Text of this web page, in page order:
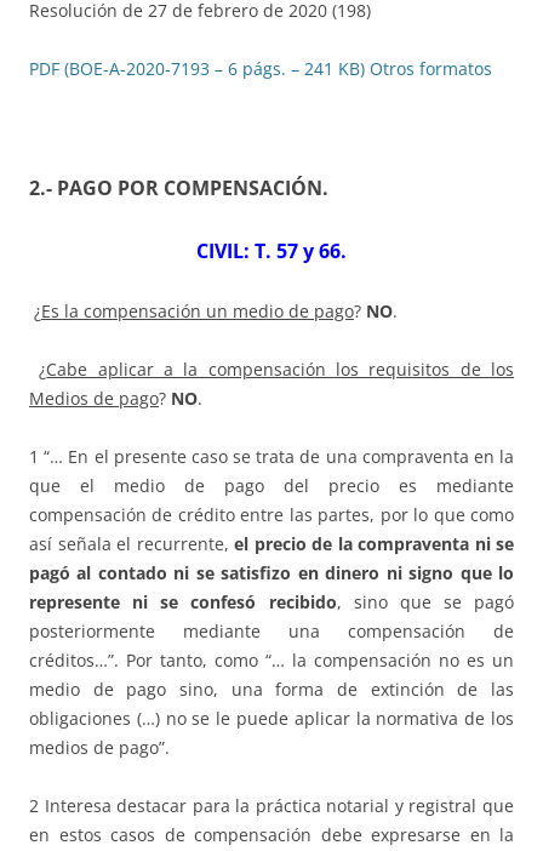
Resolución de 27 de febrero de 2020 (198)
PDF (BOE-A-2020-7193 – 6 págs. – 241 KB) Otros formatos
2.- PAGO POR COMPENSACIÓN.
CIVIL: T. 57 y 66.
¿Es la compensación un medio de pago? NO.
¿Cabe aplicar a la compensación los requisitos de los
Medios de pago? NO.
1 “… En el presente caso se trata de una compraventa en la
que el medio de pago del precio es mediante
compensación de crédito entre las partes, por lo que como
así señala el recurrente, el precio de la compraventa ni se
pagó al contado ni se satisfizo en dinero ni signo que lo
represente ni se confesó recibido, sino que se pagó
posteriormente mediante una compensación de
créditos…”. Por tanto, como “… la compensación no es un
medio de pago sino, una forma de extinción de las
obligaciones (…) no se le puede aplicar la normativa de los
medios de pago”.
2 Interesa destacar para la práctica notarial y registral que
en estos casos de compensación debe expresarse en la